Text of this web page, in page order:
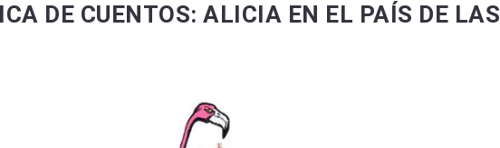
DE CUENTOS: ALICIA EN EL PAÍS DE LAS